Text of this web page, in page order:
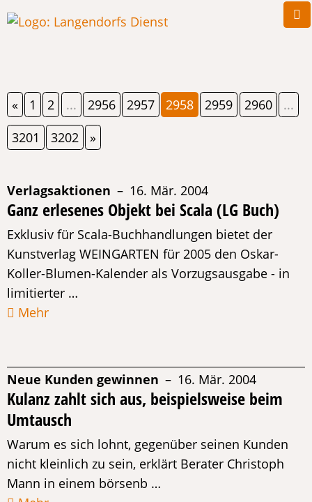
« 1 2 ... 2956 2957 2958 2959 2960
...
3201
3202 »
Verlagsaktionen – 16. Mär. 2004
Ganz erlesenes Objekt bei Scala (LG Buch)
Exklusiv für Scala-Buchhandlungen bietet der
Kunstverlag WEINGARTEN für 2005 den Oskar-
Koller-Blumen-Kalender als Vorzugsausgabe - in
limitierter …
Mehr
Neue Kunden gewinnen – 16. Mär. 2004
Kulanz zahlt sich aus, beispielsweise beim
Umtausch
Warum es sich lohnt, gegenüber seinen Kunden
nicht kleinlich zu sein, erklärt Berater Christoph
Mann in einem börsenb …